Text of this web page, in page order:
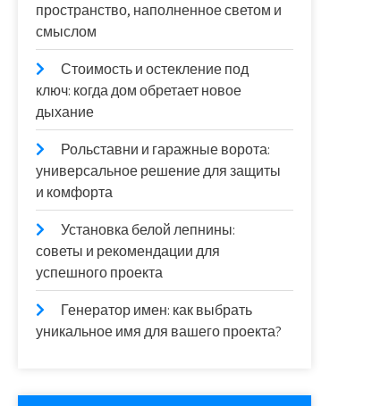
пространство, наполненное светом и
смыслом
Стоимость и остекление под
ключ: когда дом обретает новое
дыхание
Рольставни и гаражные ворота:
универсальное решение для защиты
и комфорта
Установка белой лепнины:
советы и рекомендации для
успешного проекта
Генератор имен: как выбрать
уникальное имя для вашего проекта?